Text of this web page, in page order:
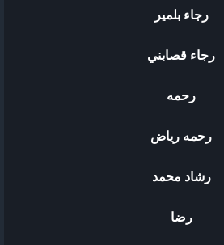
رجاء بلمير
رجاء قصابني
رحمه
رحمه رياض
رشاد محمد
رضا